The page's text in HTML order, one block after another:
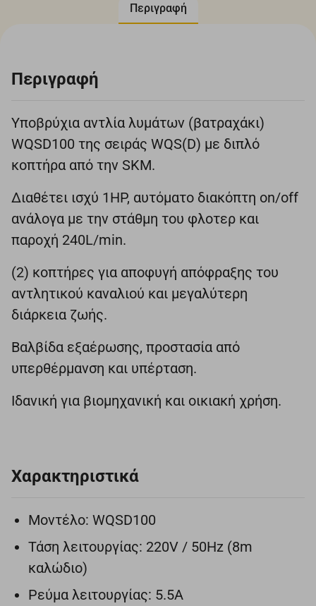
Περιγραφή
Περιγραφή
Υποβρύχια αντλία λυμάτων (βατραχάκι)
WQSD100 της σειράς WQS(D) με διπλό
κοπτήρα από την SKM.
Διαθέτει ισχύ 1HP, αυτόματο διακόπτη on/off
ανάλογα με την στάθμη του φλοτερ και
παροχή 240L/min.
(2) κοπτήρες για αποφυγή απόφραξης του
αντλητικού καναλιού και μεγαλύτερη
διάρκεια ζωής.
Βαλβίδα εξαέρωσης, προστασία από
υπερθέρμανση και υπέρταση.
Ιδανική για βιομηχανική και οικιακή χρήση.
Χαρακτηριστικά
Μοντέλο: WQSD100
Τάση λειτουργίας: 220V / 50Hz (8m
καλώδιο)
Ρεύμα λειτουργίας: 5.5A